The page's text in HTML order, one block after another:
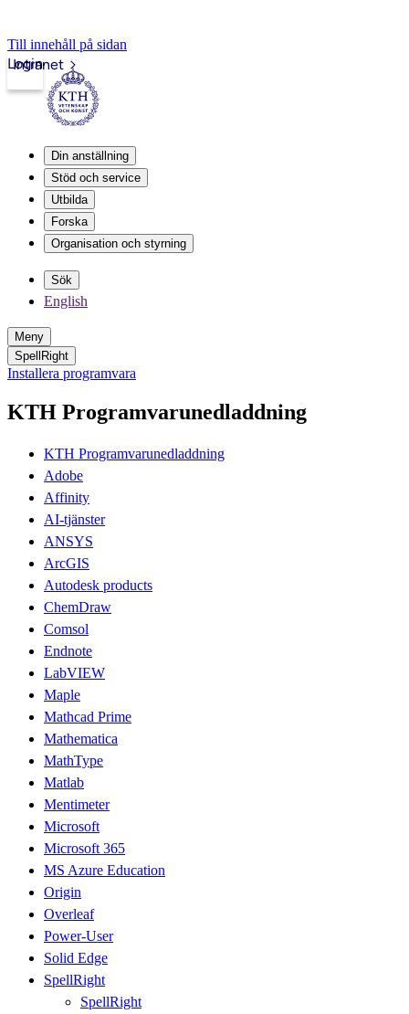
Till innehåll på sidan
Intranet
Login
Din anställning
Stöd och service
Utbilda
Forska
Organisation och styrning
Sök
English
Meny
SpellRight
Installera programvara
KTH Programvarunedladdning
KTH Programvarunedladdning
Adobe
Affinity
AI-tjänster
ANSYS
ArcGIS
Autodesk products
ChemDraw
Comsol
Endnote
LabVIEW
Maple
Mathcad Prime
Mathematica
MathType
Matlab
Mentimeter
Microsoft
Microsoft 365
MS Azure Education
Origin
Overleaf
Power-User
Solid Edge
SpellRight
SpellRight